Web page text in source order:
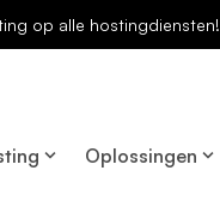
op alle hostingdiensten!
Oplossingen